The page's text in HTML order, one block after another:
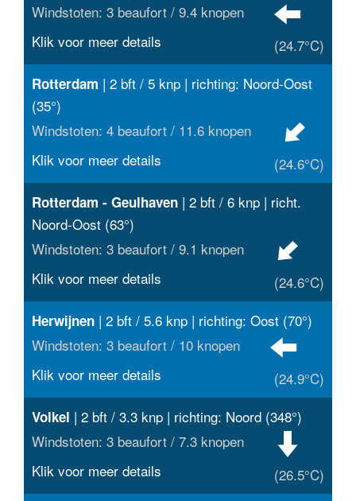
Windstoten: 3 beaufort / 9.4 knopen
(24.7°C)
Klik voor meer details
Rotterdam | 2 bft / 5 knp | richting: Noord-Oost
(35°)
Windstoten: 4 beaufort / 11.6 knopen
(24.6°C)
Klik voor meer details
Rotterdam - Geulhaven | 2 bft / 6 knp | richt.
Noord-Oost (63°)
Windstoten: 3 beaufort / 9.1 knopen
(24.6°C)
Klik voor meer details
Herwijnen | 2 bft / 5.6 knp | richting: Oost (70°)
Windstoten: 3 beaufort / 10 knopen
(24.9°C)
Klik voor meer details
Volkel | 2 bft / 3.3 knp | richting: Noord (348°)
Windstoten: 3 beaufort / 7.3 knopen
(26.5°C)
Klik voor meer details